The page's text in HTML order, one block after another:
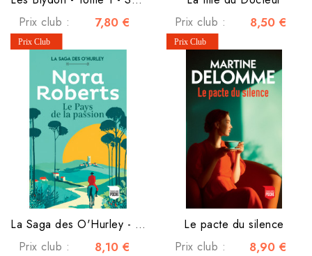
Prix club :
7,80 €
Prix club :
8,50 €
La Saga des O'Hurley - Tome 1 - Le Pays de la passion
Prix club :
8,10 €
Le pacte du silence
Prix club :
8,90 €